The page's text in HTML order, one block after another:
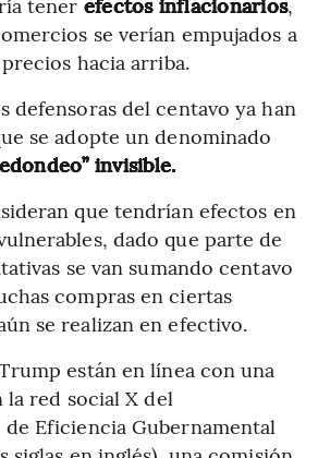
se verían empujados a
hacia arriba.
defensoras del centavo ya han
se adopte un denominado
invisible.
que tendrían efectos en
dado que parte de
se van sumando centavo
compras en ciertas
se realizan en efectivo.
están en línea con una
red social X del
Eficiencia Gubernamental